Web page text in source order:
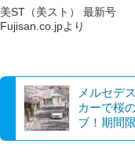
美ST（美スト） 最新号
Fujisan.co.jpより
メルセデ
カーで桜
ブ！期間